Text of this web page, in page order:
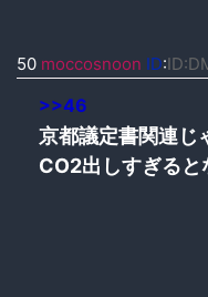
50 moccosnoon ID:
>>46
京都議定書関連じ
CO2出しすぎると